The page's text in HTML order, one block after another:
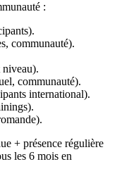
:
communauté).
communauté).
international).
+ présence régulière
les 6 mois en